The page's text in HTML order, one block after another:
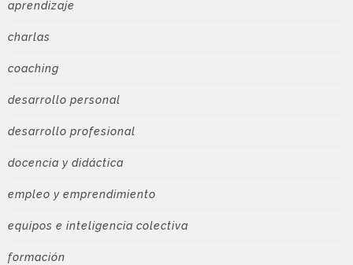
aprendizaje
charlas
coaching
desarrollo personal
desarrollo profesional
docencia y didáctica
empleo y emprendimiento
equipos e inteligencia colectiva
formación